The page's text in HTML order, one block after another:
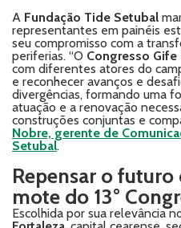
A Fundação Tide Setubal
representantes em painéis
seu compromisso com a
periferias. “O Congresso Gife
com diferentes atores do
e reconhecer avanços e
divergências, formando uma
atuação e a renovação
construções conjuntas e
Nobre, gerente de
Setubal.
Repensar o
mote do 13°
Escolhida por sua relevância